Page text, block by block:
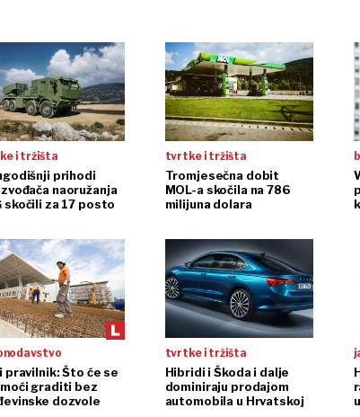
i tržišta
prihodi
naoružanja
skočili za 17 posto
tvrtke i tržišta
Tromjesečna dobit
MOL-a skočila na 786
milijuna dolara
pravilnik: Što će se
graditi bez
dozvole
tvrtke i tržišta
Hibridi i Škoda i dalje
dominiraju prodajom
automobila u Hrvatskoj